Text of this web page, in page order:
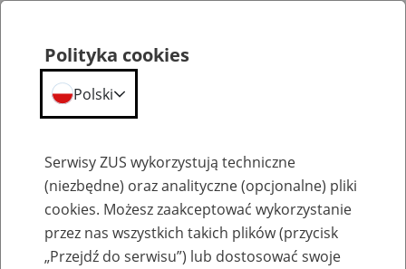
Komunikaty
Polityka cookies
Polski
Serwisy ZUS wykorzystują techniczne
(niezbędne) oraz analityczne (opcjonalne) pliki
cookies. Możesz zaakceptować wykorzystanie
przez nas wszystkich takich plików (przycisk
„Przejdź do serwisu”) lub dostosować swoje